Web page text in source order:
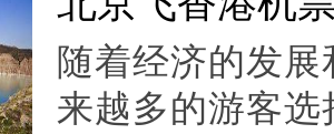
随着经济的发
来越多的游客